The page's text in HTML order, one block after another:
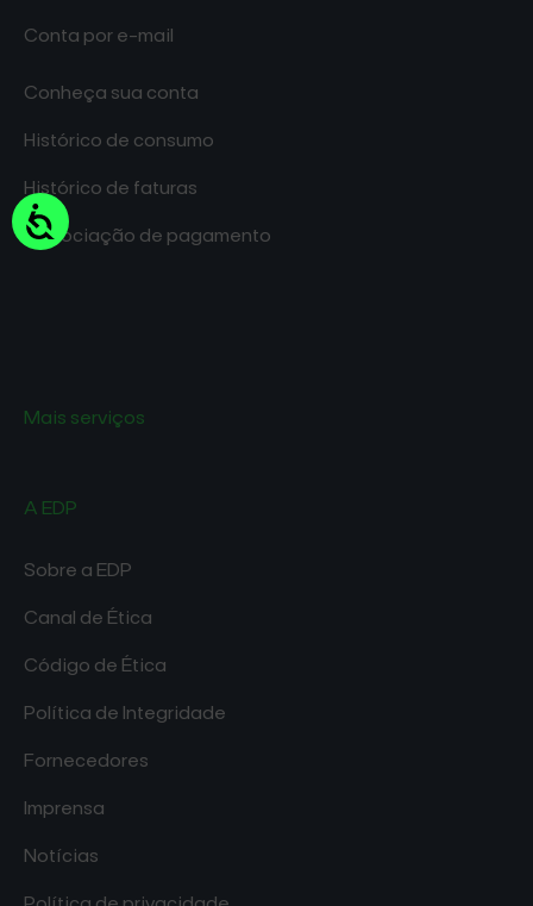
Acessibilidade
Conta por e-mail
Conheça sua conta
Histórico de consumo
Histórico de faturas
Negociação de pagamento
Mais serviços
A EDP
Sobre a EDP
Canal de Ética
Código de Ética
Política de Integridade
Fornecedores
Imprensa
Notícias